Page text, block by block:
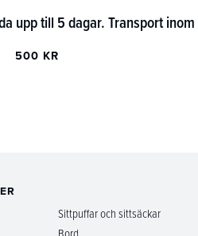
upp till 5 dagar. Transport
500 KR
Sittpuffar och sittsäckar